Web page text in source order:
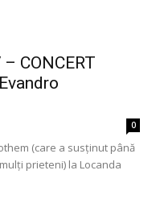
CONCERT
0
(care a susținut până
prieteni) la Locanda